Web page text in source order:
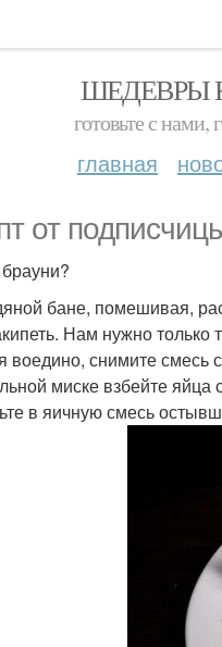
ШЕДЕВРЫ
готовьте с нами,
главная
от
бане, помешивая,
Нам нужно только
воедино, снимите смесь
миске взбейте
в яичную смесь